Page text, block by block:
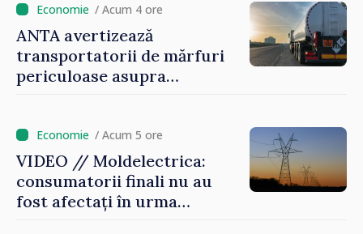
/ Acum 4 ore
ANTA avertizează
transportatorii de mărfuri
periculoase asupra
/ Acum 5 ore
VIDEO // Moldelectrica:
consumatorii finali nu au
fost afectați în urma